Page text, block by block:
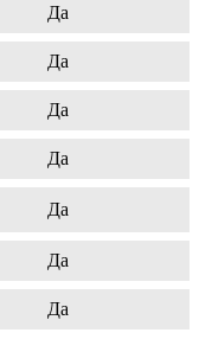
Да
Да
Да
Да
Да
Да
Да